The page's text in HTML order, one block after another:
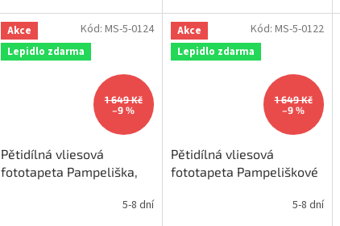
Akce
Lepidlo zdarma
1 649 Kč
–9 %
Pětidílná vliesová
fototapeta Pampeliška,
5-8 dní
Kód: MS-5-0124
Akce
Lepidlo zdarma
1 649 Kč
–9 %
Pětidílná vliesová
fototapeta Pampeliškové
375x250cm, MS-5-01225-8 dní
Kód: MS-5-0122